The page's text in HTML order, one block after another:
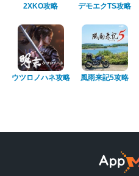
2XKO攻略 デモエクTS攻略
ウツロノハネ攻略 風雨来記5攻略